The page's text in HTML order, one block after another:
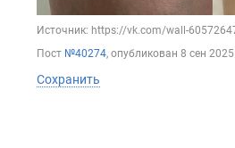
Источник: https://vk.com/wall-
Пост №40274, опубликован 8 сен 2025
Сохранить